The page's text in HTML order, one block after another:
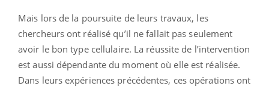
Mais lors de la poursuite de leurs travaux, les
chercheurs ont réalisé qu’il ne fallait pas seulement
avoir le bon type cellulaire. La réussite de l’intervention
est aussi dépendante du moment où elle est réalisée.
Dans leurs expériences précédentes, ces opérations ont